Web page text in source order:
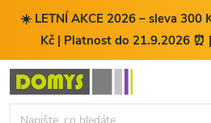
☀️ LETNÍ AKCE 2026 – sleva 300
Kč | Platnost do 21.9.2026 ⏰
Přejít
obsah